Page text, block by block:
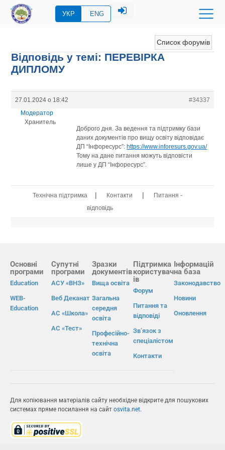
УКР ENG
Список форумів
Відповідь у темі: ПЕРЕВIРКА
ДИПЛОМУ
27.01.2024 о 18:42
#34337
Модератор
Хранитель
Доброго дня. За ведення та підтримку бази
даних документів про вищу освіту відповідає
ДП “Інфоресурс”:https://www.inforesurs.gov.ua/
Тому на дане питання можуть відповісти
лише у ДП “Інфоресурс”.
Технічна підтримка | Контакти |
Питання -
відповідь
Основні
програми
Education
WEB-
Education
Супутні
програми
АСУ «ВНЗ»
Веб Деканат
АС «Школа»
АС «Тест»
Зразки
документів
Вища освіта
Загальна
середня
освіта
Професійно-
технічна
освіта
Підтримка
користувач
ів
Форум
Питання та
відповіді
Зв’язок з
спеціалістом
Контакти
Інформацій
на база
Законодавство
Новини
Оновлення
Для копіювання матеріалів сайту необхідне відкрите для пошукових
системах пряме посилання на сайт osvita.net.